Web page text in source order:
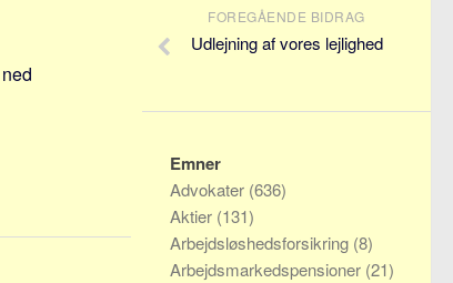
FOREGÅENDE BIDRAG
Udlejning af vores lejlighed
Emner
Advokater (636)
Aktier (131)
Arbejdsløshedsforsikring (8)
Arbejdsmarkedspensioner (21)